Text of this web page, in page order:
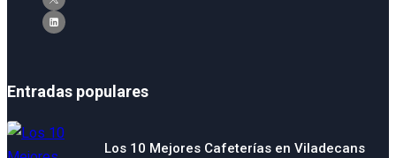
Entradas populares
Los 10 Mejores Cafeterías en Viladecans